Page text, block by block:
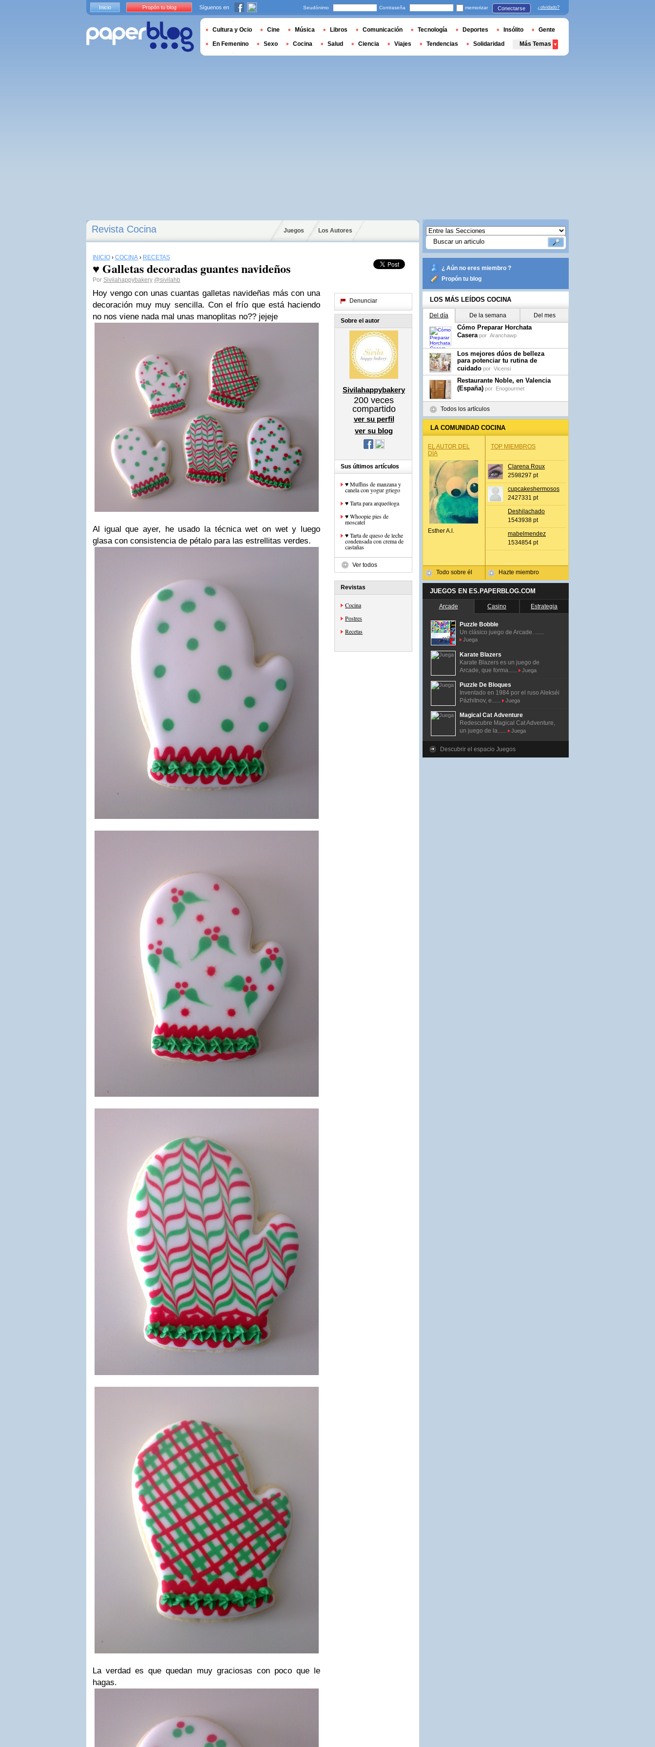
Revista Cocina Juegos Los Autores
INICIO › COCINA › RECETAS
♥ Galletas decoradas guantes navideños
Por Sivilahappybakery @sivilahb
Hoy vengo con unas cuantas galletas navideñas más con una
decoración muy muy sencilla. Con el frío que está haciendo
no nos viene nada mal unas manoplitas no?? jejeje
Al igual que ayer, he usado la técnica wet on wet y luego
glasa con consistencia de pétalo para las estrellitas verdes.
La verdad es que quedan muy graciosas con poco que le
hagas.
Denunciar
Sobre el autor
Sivilahappybakery
200 veces
compartido
ver su perfil
ver su blog
Sus últimos artículos
♥ Muffins de manzana y
canela con yogur griego
♥ Tarta para arqueóloga
♥ Whoopie pies de
moscatel
♥ Tarta de queso de leche
condensada con crema de
castañas
Ver todos
Revistas
Cocina
Postres
Recetas
¿ Aún no eres miembro ?
Propón tu blog
LOS MÁS LEÍDOS COCINA
Del día De la semana Del mes
Cómo Preparar Horchata
Casera por Aranchawp
Los mejores dúos de belleza
para potenciar tu rutina de
cuidado por Vicensi
Restaurante Noble, en Valencia
(España) por Enogourmet
Todos los artículos
LA COMUNIDAD COCINA
EL AUTOR DEL
DÍA
Esther A.l.
Todo sobre él
TOP MIEMBROS
Clarena Roux
2598297 pt
cupcakeshermosos
2427331 pt
Deshilachado
1543938 pt
mabelmendez
1534854 pt
Hazte miembro
JUEGOS EN ES.PAPERBLOG.COM
Arcade Casino Estrategia
Puzzle Bobble
Un clásico juego de Arcade. ......
Juega
Karate Blazers
Karate Blazers es un juego de
Arcade, que forma......
Juega
Puzzle De Bloques
Inventado en 1984 por el ruso Alekséi
Pázhitnov, e......
Juega
Magical Cat Adventure
Redescubre Magical Cat Adventure,
un juego de la......
Juega
Descubrir el espacio Juegos
Inicio Propón tu blog Síguenos en Seudónimo Contraseña memorizar Conectarse ¿olvidado?
Cultura y Ocio Cine Música Libros Comunicación Tecnología Deportes Insólito Gente
En Femenino Sexo Cocina Salud Ciencia Viajes Tendencias Solidaridad Más Temas